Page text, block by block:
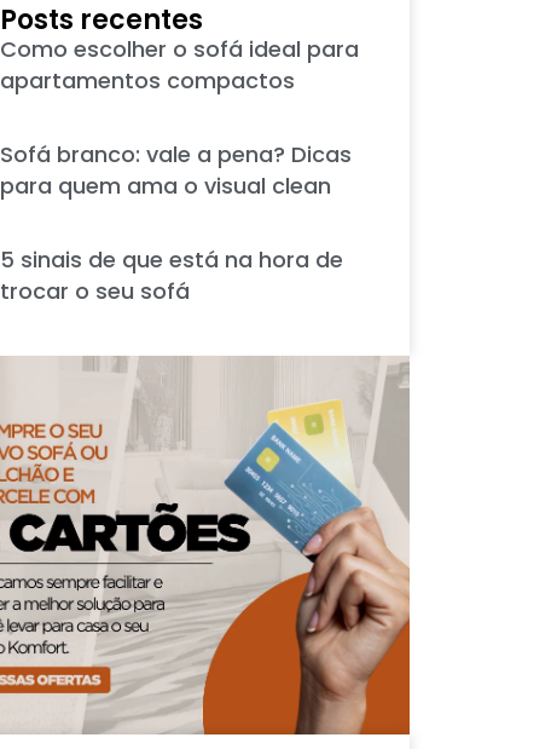
Posts recentes
Como escolher o sofá ideal para
apartamentos compactos
Sofá branco: vale a pena? Dicas
para quem ama o visual clean
5 sinais de que está na hora de
trocar o seu sofá